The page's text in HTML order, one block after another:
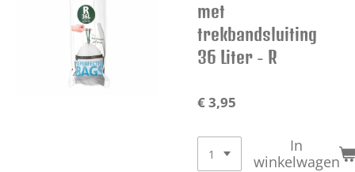
met
trekbandsluiting
36 Liter - R
€ 3,95
In
winkelwagen